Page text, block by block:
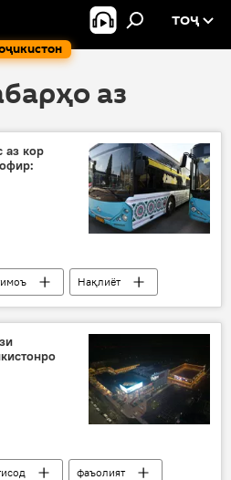
ТОҶ
аз
аз кор
Нақлиёт
фаъолият